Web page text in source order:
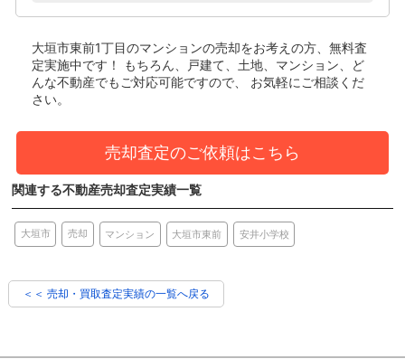
大垣市東前1丁目のマンションの売却をお考えの方、無料査
定実施中です！
もちろん、戸建て、土地、マンション、ど
んな不動産でもご対応可能ですので、 お気軽にご相談くだ
さい。
売却査定のご依頼はこちら
関連する不動産売却査定実績一覧
大垣市 売却 マンション 大垣市東前 安井小学校
＜＜ 売却・買取査定実績の一覧へ戻る